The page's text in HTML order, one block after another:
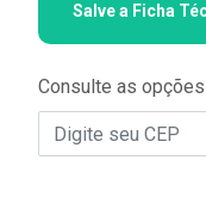
Salve a Ficha
Consulte as